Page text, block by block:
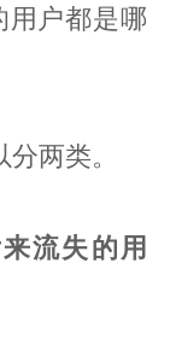
用户都是哪
两类。
流失的用